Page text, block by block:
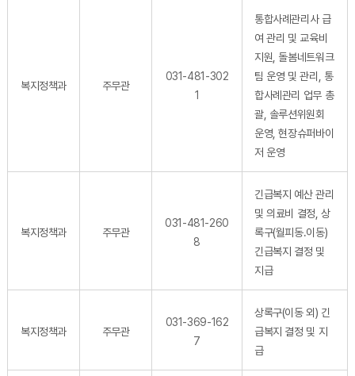
복지정책과 주무관
031-481-302
1
통합사례관리사 급
여 관리 및 교육비
지원, 돌봄네트워크
팀 운영 및 관리, 통
합사례관리 업무 총
괄, 솔루션위원회
운영, 현장슈퍼바이
저 운영
복지정책과 주무관
031-481-260
8
긴급복지 예산 관리
및 의료비 결정, 상
록구(월피동.이동)
긴급복지 결정 및
지급
복지정책과 주무관
031-369-162
7
상록구(이동 외) 긴
급복지 결정 및 지
급